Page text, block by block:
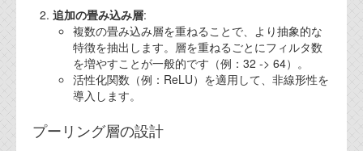
追加の畳み込み層:
複数の畳み込み層を重ねることで、より抽象的な
特徴を抽出します。層を重ねるごとにフィルタ数
を増やすことが一般的です（例：32 -> 64）。
活性化関数（例：ReLU）を適用して、非線形性を
導入します。
プーリング層の設計